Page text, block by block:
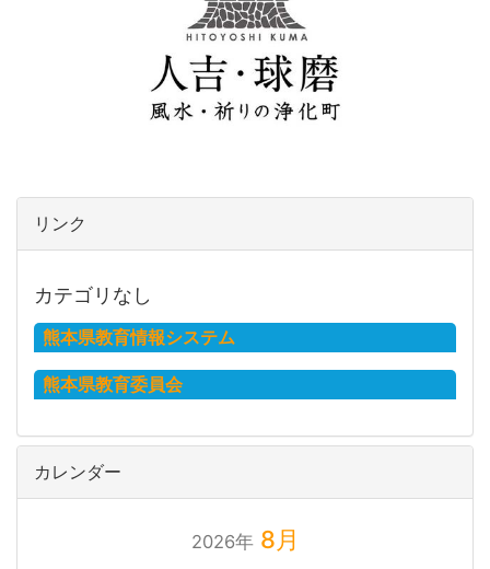
リンク
カテゴリなし
熊本県教育情報システム
熊本県教育委員会
カレンダー
2026年8月